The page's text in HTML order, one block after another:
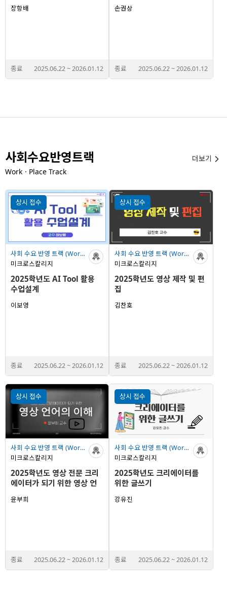
장항배
종료 2025.06.22~2026.01.12
손권상
종료 2025.06.22~2026.01.12
사회수요반영트랙
WorkㆍPlace Track
더보기 
상시 접수
사회 수요 반영 트랙 (Work - place Track)
2025학년도 AI Tool 활용
수업설계
미크로스칼리지
이보영
종료 2025.06.22~2026.01.12
상시 접수
사회 수요 반영 트랙 (Work - place Track)
2025학년도 영상 제작 및 편
집
미크로스칼리지
김찬호
종료 2025.06.22~2026.01.12
상시 접수
사회 수요 반영 트랙 (Work - place Track)
2025학년도 영상 전문 크리
에이터가 되기 위한 영상 언
미크로스칼리지
윤부희
종료 2025.06.22~2026.01.12
상시 접수
사회 수요 반영 트랙 (Work - place Track)
2025학년도 크리에이터를
위한 글쓰기
미크로스칼리지
강유진
종료 2025.06.22~2026.01.12